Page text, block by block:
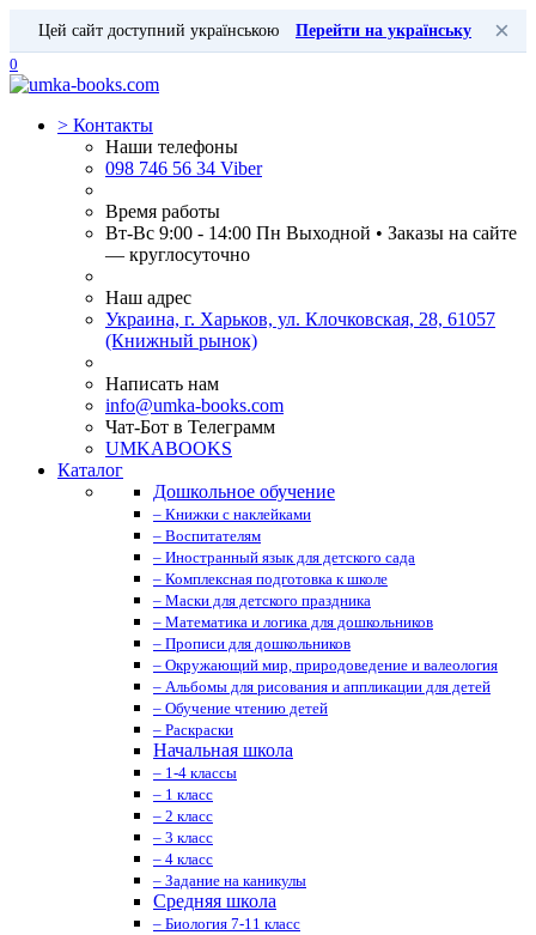
Цей сайт доступний українською Перейти на українську ×
0
> Контакты
Наши телефоны
098 746 56 34 Viber
Время работы
Вт-Вс 9:00 - 14:00 Пн Выходной • Заказы на сайте
— круглосуточно
Наш адрес
Украина, г. Харьков, ул. Клочковская, 28, 61057
(Книжный рынок)
Написать нам
info@umka-books.com
Чат-Бот в Телеграмм
UMKABOOKS
Каталог
Дошкольное обучение
– Книжки с наклейками
– Воспитателям
– Иностранный язык для детского сада
– Комплексная подготовка к школе
– Маски для детского праздника
– Математика и логика для дошкольников
– Прописи для дошкольников
– Окружающий мир, природоведение и валеология
– Альбомы для рисования и аппликации для детей
– Обучение чтению детей
– Раскраски
Начальная школа
– 1-4 классы
– 1 класс
– 2 класс
– 3 класс
– 4 класс
– Задание на каникулы
Средняя школа
– Биология 7-11 класс